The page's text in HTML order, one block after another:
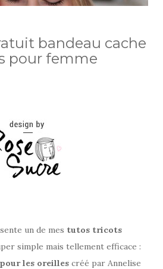
bandeau cache
pour femme
un de mes tutos tricots
simple mais tellement efficace :
les oreilles créé par Annelise